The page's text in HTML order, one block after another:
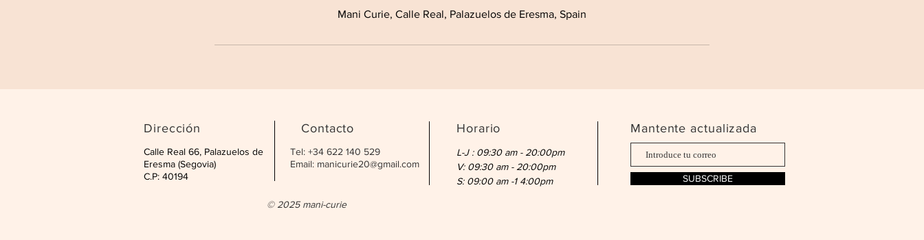
Mani Curie, Calle Real, Palazuelos de Eresma, Spain
Dirección
Calle Real 66, Palazuelos de
Eresma (Segovia)
C.P: 40194
Contacto
Tel: +34 622 140 529
Email: manicurie20@gmail.com
Horario
L-J : 09:30 am - 20:00pm
V: 09:30 am - 20:00pm
S: 09:00 am -1 4:00pm
Mantente actualizada
SUBSCRIBE
© 2025 mani-curie